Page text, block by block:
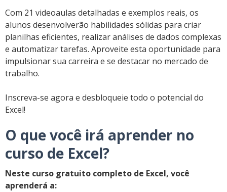
Com 21 videoaulas detalhadas e exemplos reais, os
alunos desenvolverão habilidades sólidas para criar
planilhas eficientes, realizar análises de dados complexas
e automatizar tarefas. Aproveite esta oportunidade para
impulsionar sua carreira e se destacar no mercado de
trabalho.
Inscreva-se agora e desbloqueie todo o potencial do
Excel!
O que você irá aprender no
curso de Excel?
Neste curso gratuito completo de Excel, você
aprenderá a: